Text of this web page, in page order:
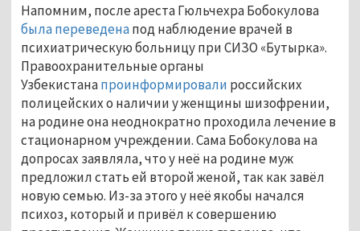
Напомним, после ареста Гюльчехра Бобокулова
была переведенапод наблюдение врачей в
психиатрическую больницу при СИЗО «Бутырка».
Правоохранительные органы
Узбекистанапроинформировали российских
полицейских о наличии у женщины шизофрении,
на родине она неоднократно проходила лечение в
стационарном учреждении. Сама Бобокулова на
допросах заявляла, что у неё на родине муж
предложил стать ей второй женой, так как завёл
новую семью. Из-за этого у неё якобы начался
психоз, который и привёл к совершению